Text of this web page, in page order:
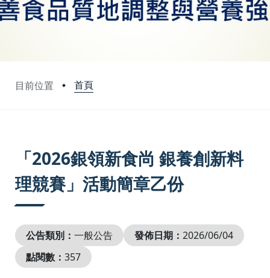
目前位置 首頁
「2026銀領新食尚 銀養創新料
理競賽」活動簡章乙份
公告類別： 一般公告 發佈日期： 2026/06/04
點閱數： 357